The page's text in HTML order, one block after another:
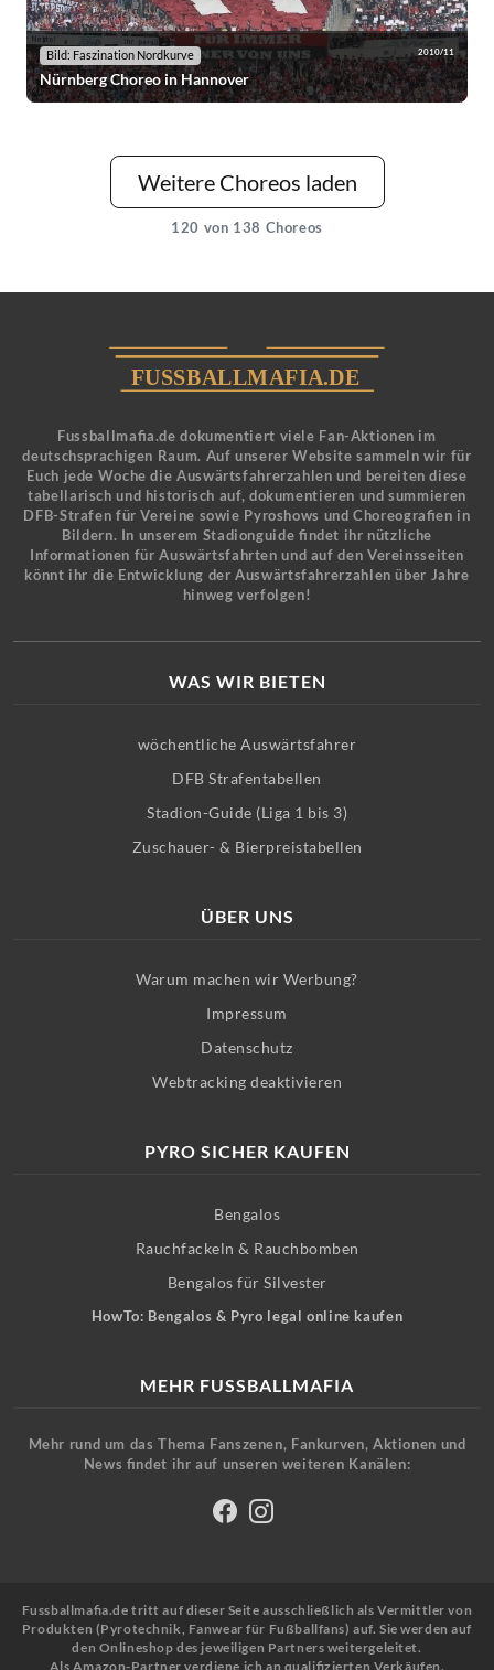
Bild: Faszination Nordkurve 2010/11
Nürnberg Choreo in Hannover
Weitere Choreos laden
120 von 138 Choreos
Fussballmafia.de dokumentiert viele Fan-Aktionen im
deutschsprachigen Raum. Auf unserer Website sammeln wir für
Euch jede Woche die Auswärtsfahrerzahlen und bereiten diese
tabellarisch und historisch auf, dokumentieren und summieren
DFB-Strafen für Vereine sowie Pyroshows und Choreografien in
Bildern. In unserem Stadionguide findet ihr nützliche
Informationen für Auswärtsfahrten und auf den Vereinsseiten
könnt ihr die Entwicklung der Auswärtsfahrerzahlen über Jahre
hinweg verfolgen!
WAS WIR BIETEN
wöchentliche Auswärtsfahrer
DFB Strafentabellen
Stadion-Guide (Liga 1 bis 3)
Zuschauer- & Bierpreistabellen
ÜBER UNS
Warum machen wir Werbung?
Impressum
Datenschutz
Webtracking deaktivieren
PYRO SICHER KAUFEN
Bengalos
Rauchfackeln & Rauchbomben
Bengalos für Silvester
HowTo: Bengalos & Pyro legal online kaufen
MEHR FUSSBALLMAFIA
Mehr rund um das Thema Fanszenen, Fankurven, Aktionen und
News findet ihr auf unseren weiteren Kanälen:
Fussballmafia.de tritt auf dieser Seite ausschließlich als Vermittler von
Produkten (Pyrotechnik, Fanwear für Fußballfans) auf. Sie werden auf
den Onlineshop des jeweiligen Partners weitergeleitet.
Als Amazon-Partner verdiene ich an qualifizierten Verkäufen.